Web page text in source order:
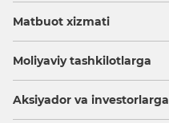
Matbuot xizmati
Moliyaviy tashkilotlarga
Aksiyador va investorlarga